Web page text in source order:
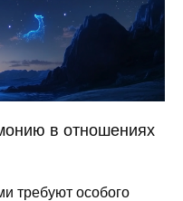
в отношениях
требуют особого